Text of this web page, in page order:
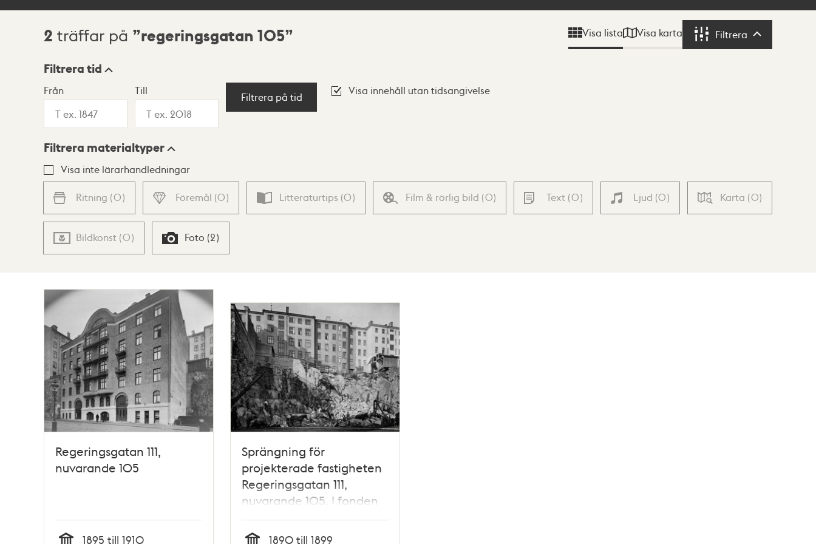
Sökresultat
2 träffar på regeringsgatan 105 Visa lista Visa karta Filtrera Filtrera
Visningsläge
Lista Karta
Filtrera tid
Från Till
Filtrera på tid
Visa innehåll utan tidsangivelse
Filtrera materialtyper
Visa inte lärarhandledningar
Ritning (0) Föremål (0) Litteraturtips (0) Film & rörlig bild (0) Text (0) Ljud (0) Karta (0)
Bildkonst (0) Foto (2)
Regeringsgatan 111,
nuvarande 105
1895 till 1910
Sprängning för
projekterade fastigheten
Regeringsgatan 111,
nuvarande 105. I fonden
ligger Johannesgatans
gårdsfasader
1890 till 1899